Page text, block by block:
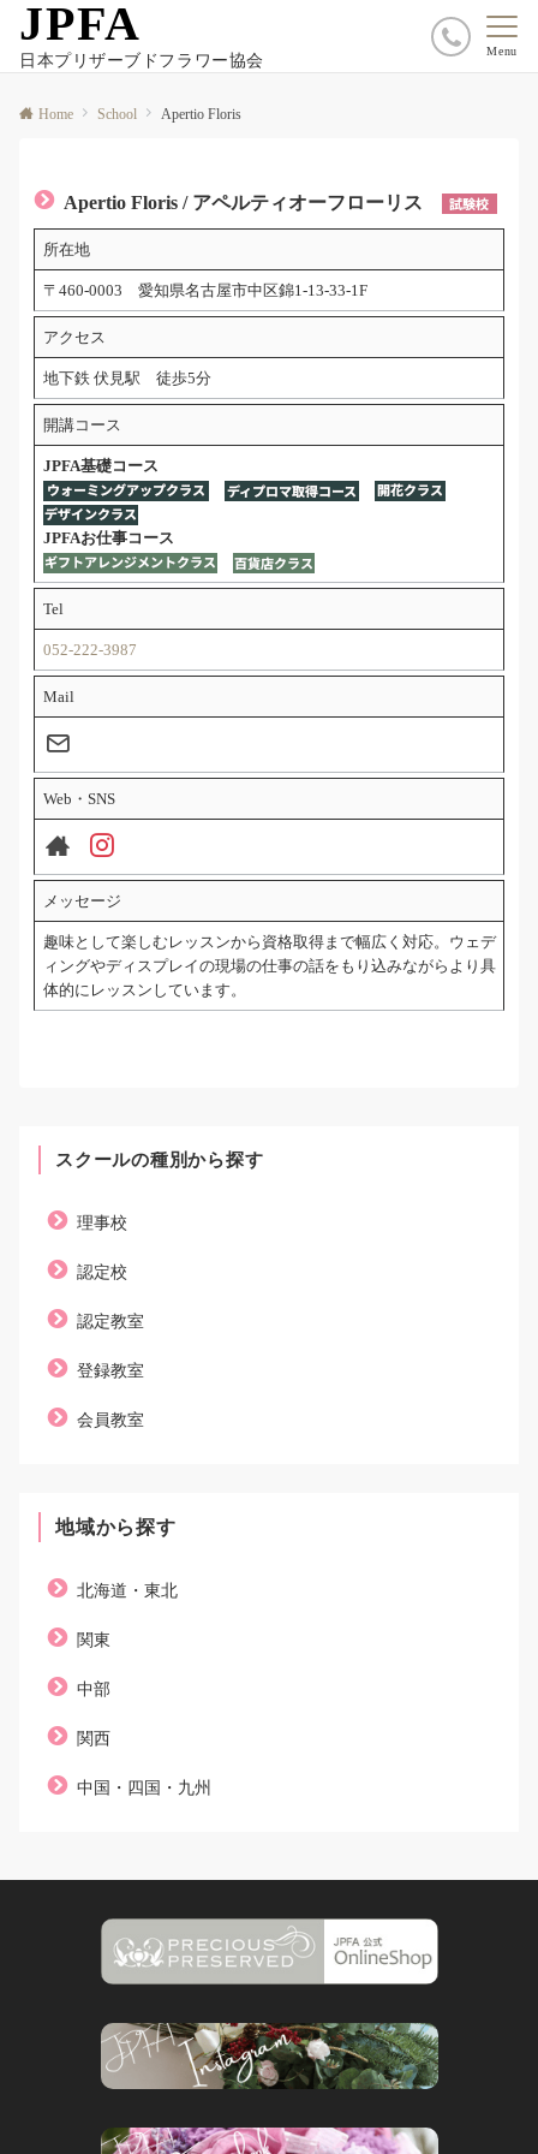
JPFA
日本プリザーブドフラワー協会
Menu
Home School Apertio Floris
Apertio Floris / アペルティオーフローリス
所在地
〒460-0003 愛知県名古屋市中区錦1-13-33-1F
アクセス
地下鉄 伏見駅 徒歩5分
開講コース
JPFA基礎コース
JPFAお仕事コース
Tel
052-222-3987
Mail
Web・SNS
メッセージ
趣味として楽しむレッスンから資格取得まで幅広く対応。ウェデ
ィングやディスプレイの現場の仕事の話をもり込みながらより具
体的にレッスンしています。
スクールの種別から探す
理事校
認定校
認定教室
登録教室
会員教室
地域から探す
北海道・東北
関東
中部
関西
中国・四国・九州